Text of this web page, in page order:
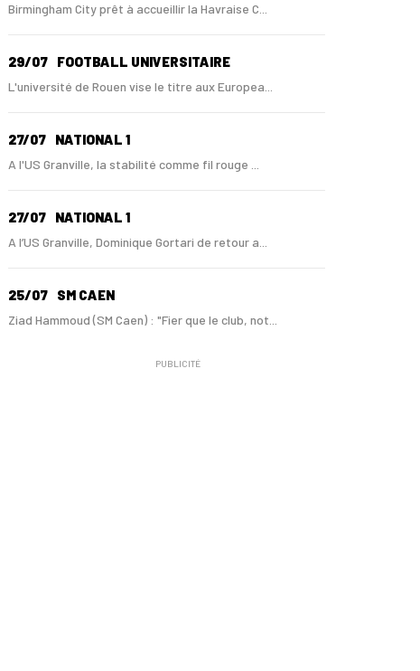
Birmingham City prêt à accueillir la Havraise C...
29/07 FOOTBALL UNIVERSITAIRE
L'université de Rouen vise le titre aux Europea...
27/07 NATIONAL 1
A l'US Granville, la stabilité comme fil rouge ...
27/07 NATIONAL 1
A l’US Granville, Dominique Gortari de retour a...
25/07 SM CAEN
Ziad Hammoud (SM Caen) : "Fier que le club, not...
SM CAEN - MERCATO
PUBLICITÉ